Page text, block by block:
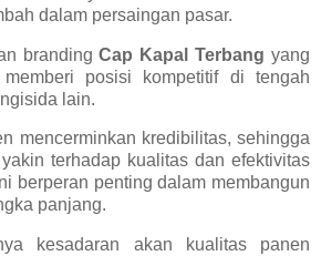
dalam persaingan pasar.
brandingCap Kapal Terbang yang
posisi kompetitif di tengah
lain.
mencerminkan kredibilitas, sehingga
terhadap kualitas dan efektivitas
berperan penting dalam membangun
panjang.
kesadaran akan kualitas panen